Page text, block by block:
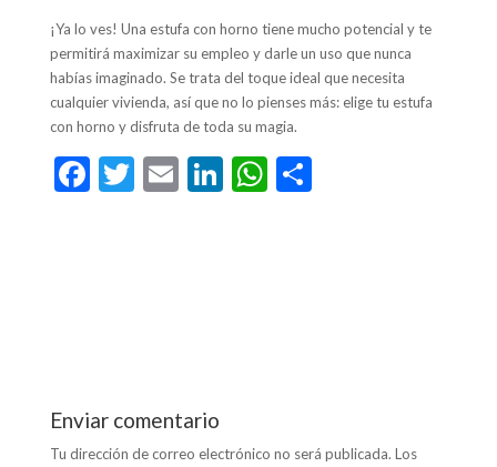
¡Ya lo ves! Una estufa con horno tiene mucho potencial y te
permitirá maximizar su empleo y darle un uso que nunca
habías imaginado. Se trata del toque ideal que necesita
cualquier vivienda, así que no lo pienses más: elige tu estufa
con horno y disfruta de toda su magia.
F T E Li WC
Enviar comentario
Tu dirección de correo electrónico no será publicada. Los